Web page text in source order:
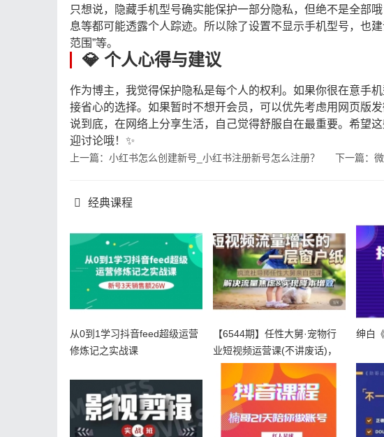
只想说，隐藏手机型号确实能保护一部分隐私，但绝不是全部
息等都可能透露个人踪迹。所以除了设置不显示手机型号，也
范围”等。
💎 个人心得与建议
作为博主，我觉得保护隐私是每个人的权利。如果你很在意手
接省心的选择。如果暂时不想开会员，可以优先考虑用网页版
说到底，在网络上分享生活，自己觉得舒服自在最重要。希望
迎讨论哦！✨
上一篇：小红书怎么创建新号_小红书注册新号怎么注册？ 下一篇：
经典课程
从0到1学习抖音feed超级运营
修炼记之实战课
【6544期】任性大舅·宠物行
业短视频运营课(不讲废话)，
绅白